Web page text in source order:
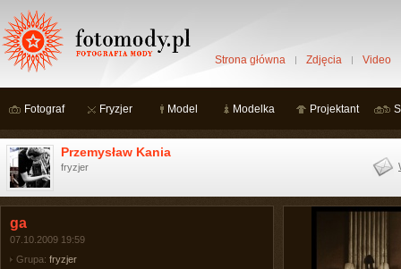
Strona główna Zdjęcia Video
Fotograf Fryzjer Model Modelka Projektant
Przemysław Kania
fryzjer
ga
07.10.2009 19:59
Grupa: fryzjer